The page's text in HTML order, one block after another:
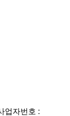
업자번호 :